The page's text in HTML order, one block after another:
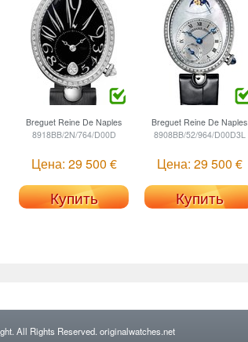
Breguet Reine De Naples
8918BB/2N/764/D00D
Цена: 29 500 €
Купить
Breguet Reine De Naples
8908BB/52/964/D00D3L
Цена: 29 500 €
Купить
All Rights Reserved.originalwatches.net